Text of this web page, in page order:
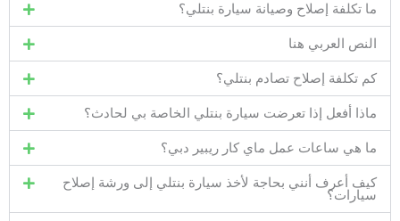
ما تكلفة إصلاح وصيانة سيارة بنتلي؟
النص العربي هنا
كم تكلفة إصلاح تصادم بنتلي؟
ماذا أفعل إذا تعرضت سيارة بنتلي الخاصة بي لحادث؟
ما هي ساعات عمل ماي كار ريبير دبي؟
كيف أعرف أنني بحاجة لأخذ سيارة بنتلي إلى ورشة إصلاح
سيارات؟